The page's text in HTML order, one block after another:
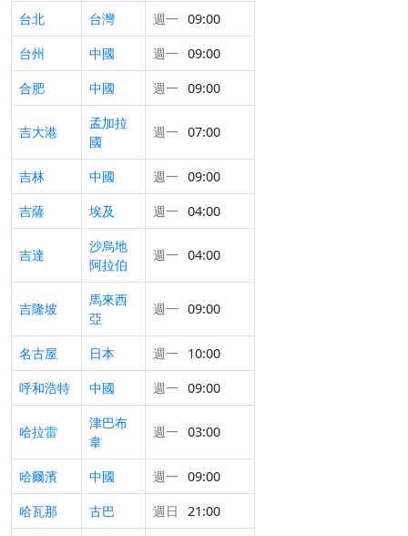
台北 台灣 週一 09:00
台州
中國 週一 09:00
合肥
中國 週一 09:00
吉大港
孟加拉
國
週一 07:00
吉林 中國 週一 09:00
吉薩
埃及 週一 04:00
吉達
沙烏地
阿拉伯
週一 04:00
吉隆坡
馬來西
亞
週一 09:00
名古屋 日本 週一 10:00
呼和浩特
中國 週一 09:00
哈拉雷
津巴布
韋
週一 03:00
哈爾濱 中國 週一 09:00
哈瓦那
古巴 週日 21:00